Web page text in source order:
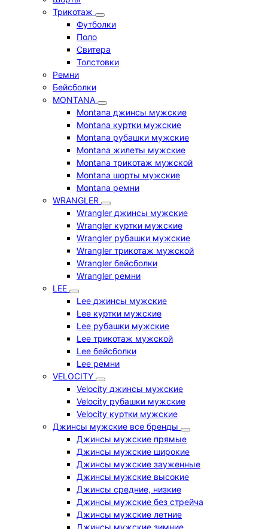
Трикотаж
Футболки
Поло
Свитера
Толстовки
Ремни
Бейсболки
MONTANA
Montana джинсы мужские
Montana куртки мужские
Montana рубашки мужские
Montana жилеты мужские
Montana трикотаж мужской
Montana шорты мужские
Montana ремни
WRANGLER
Wrangler джинсы мужские
Wrangler куртки мужские
Wrangler рубашки мужские
Wrangler трикотаж мужской
Wrangler бейсболки
Wrangler ремни
LEE
Lee джинсы мужские
Lee куртки мужские
Lee рубашки мужские
Lee трикотаж мужской
Lee бейсболки
Lee ремни
VELOCITY
Velocity джинсы мужские
Velocity рубашки мужские
Velocity куртки мужские
Джинсы мужские все бренды
Джинсы мужские прямые
Джинсы мужские широкие
Джинсы мужские зауженные
Джинсы мужские высокие
Джинсы средние, низкие
Джинсы мужские без стрейча
Джинсы мужские летние
Джинсы мужские зимние